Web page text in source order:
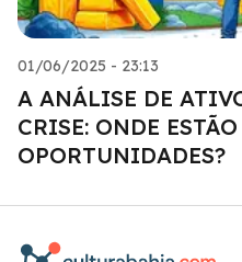
01/06/2025 - 23:13
A ANÁLISE DE
CRISE: ONDE
OPORTUNIDADES?